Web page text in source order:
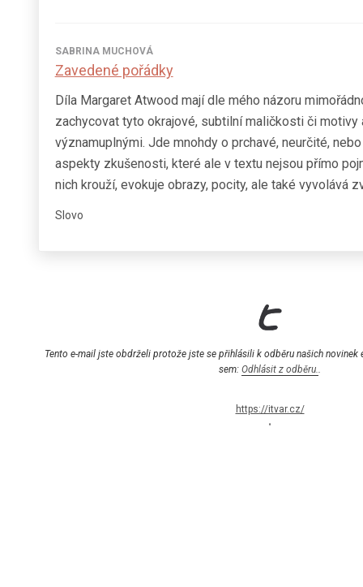
SABRINA MUCHOVÁ
Zavedené pořádky
Díla Margaret Atwood mají dle mého názoru
zachycovat tyto okrajové, subtilní maličkosti či motivy
významuplnými. Jde mnohdy o prchavé, neurčité,
aspekty zkušenosti, které ale v textu nejsou přímo
nich krouží, evokuje obrazy, pocity, ale také vyvolává
Slovo
Tento e-mail jste obdrželi protože jste se přihlásili k odběru našich novinek
sem: Odhlásit z odběru.
https://itvar.cz/
•